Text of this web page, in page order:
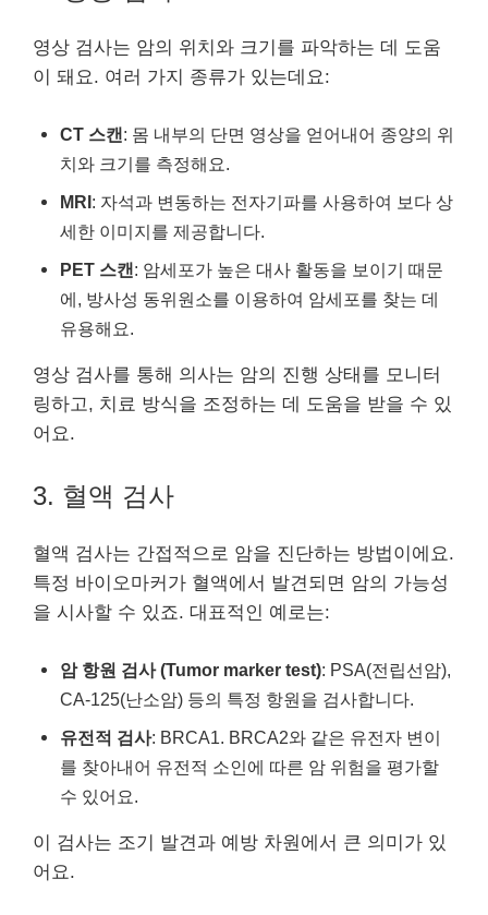
영상 검사는 암의 위치와 크기를 파악하는 데 도움
이 돼요. 여러 가지 종류가 있는데요:
CT 스캔: 몸 내부의 단면 영상을 얻어내어 종양의 위
치와 크기를 측정해요.
MRI: 자석과 변동하는 전자기파를 사용하여 보다 상
세한 이미지를 제공합니다.
PET 스캔: 암세포가 높은 대사 활동을 보이기 때문
에, 방사성 동위원소를 이용하여 암세포를 찾는 데
유용해요.
영상 검사를 통해 의사는 암의 진행 상태를 모니터
링하고, 치료 방식을 조정하는 데 도움을 받을 수 있
어요.
3. 혈액 검사
혈액 검사는 간접적으로 암을 진단하는 방법이에요.
특정 바이오마커가 혈액에서 발견되면 암의 가능성
을 시사할 수 있죠. 대표적인 예로는:
암 항원 검사 (Tumor marker test): PSA(전립선암),
CA-125(난소암) 등의 특정 항원을 검사합니다.
유전적 검사: BRCA1. BRCA2와 같은 유전자 변이
를 찾아내어 유전적 소인에 따른 암 위험을 평가할
수 있어요.
이 검사는 조기 발견과 예방 차원에서 큰 의미가 있
어요.